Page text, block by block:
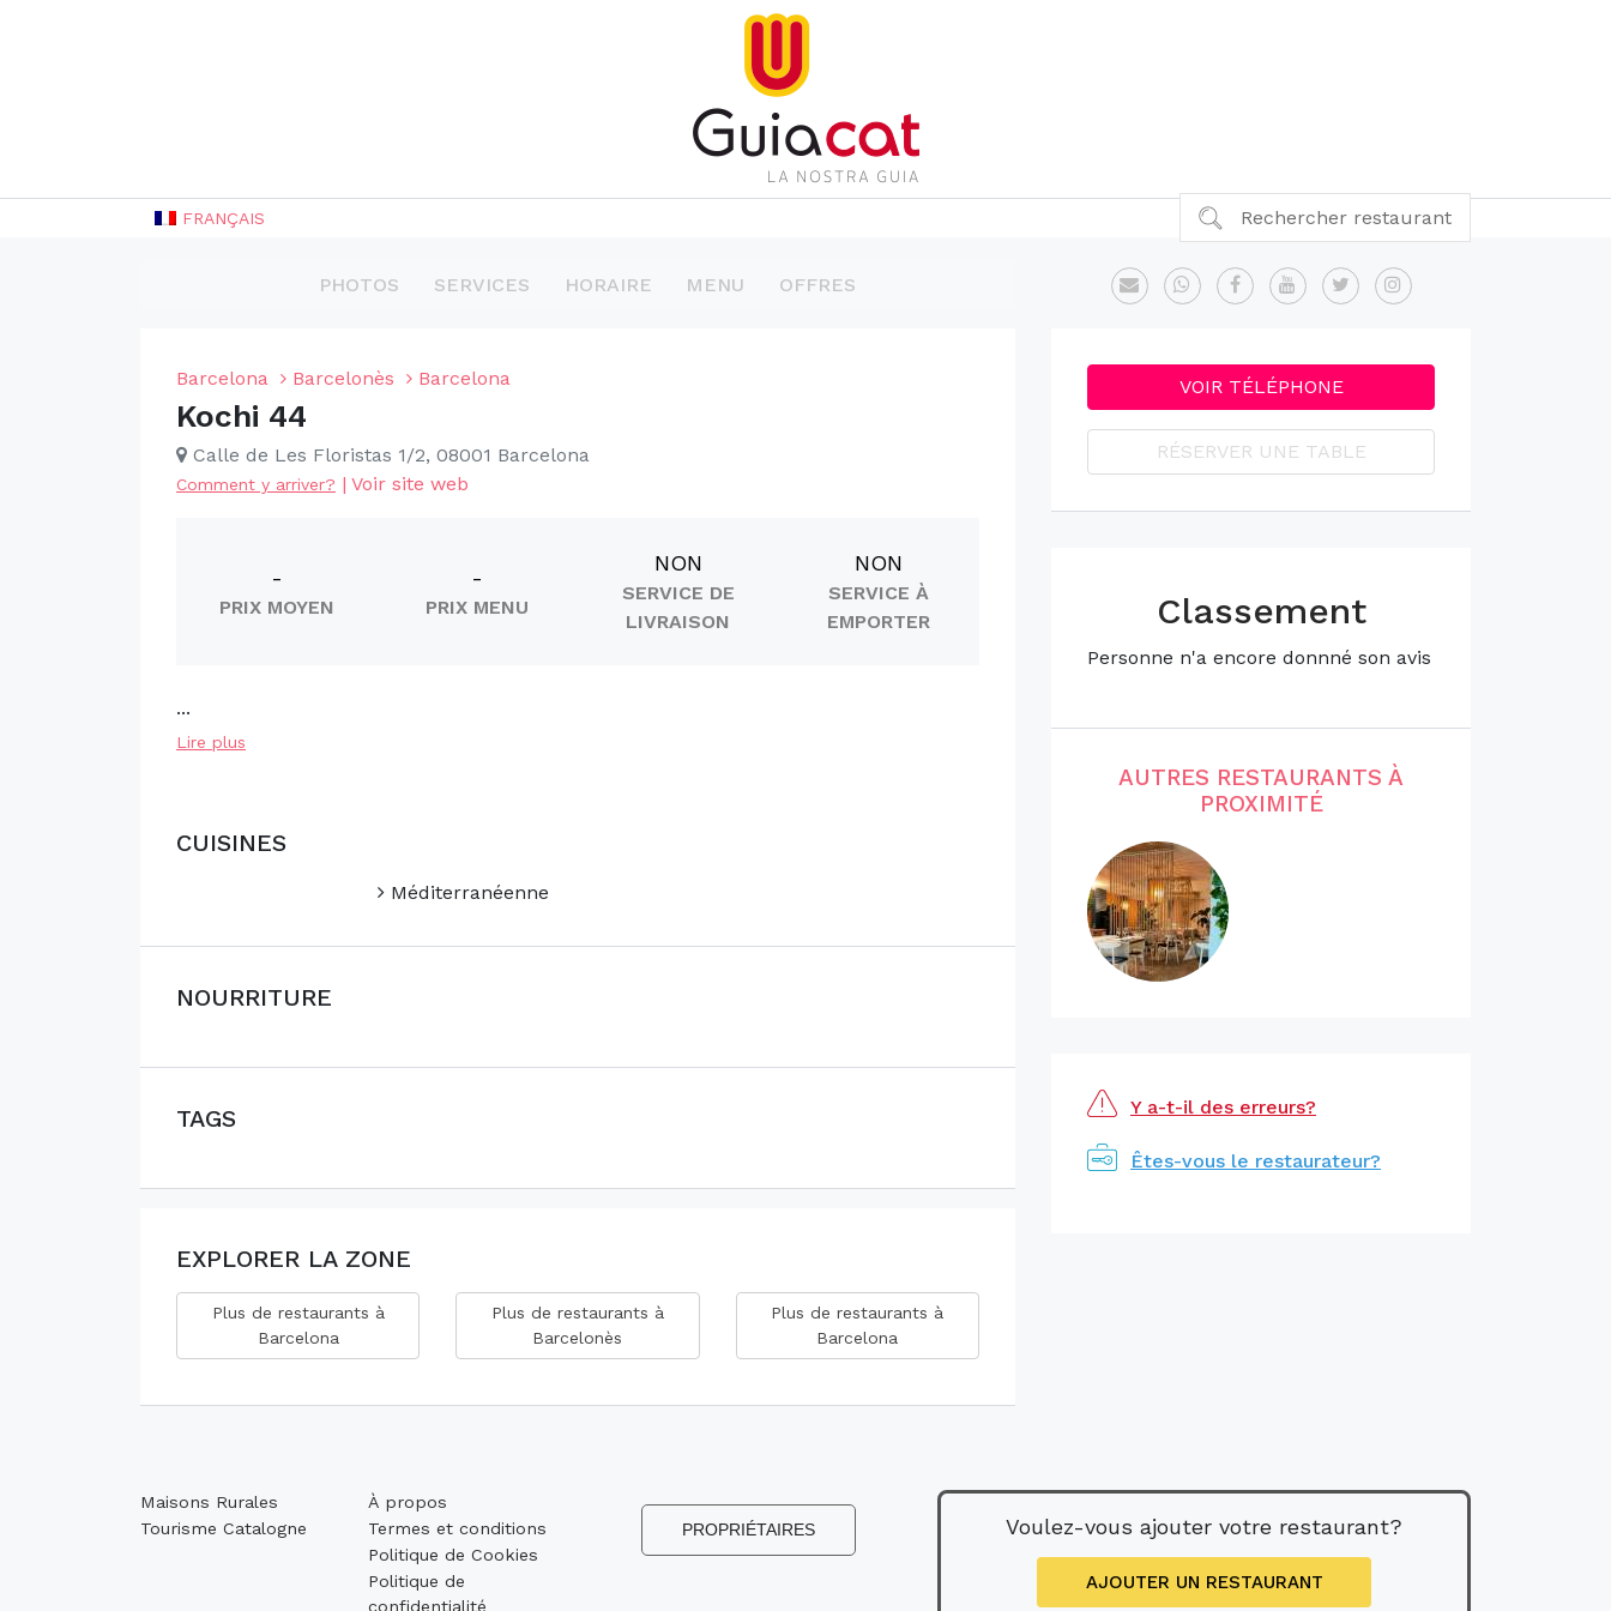
FRANÇAIS Rechercher restaurant
PHOTOS SERVICES HORAIRE MENU OFFRES
Barcelona Barcelonès Barcelona
Kochi 44
Calle de Les Floristas 1/2, 08001 Barcelona
Comment y arriver? | Voir site web
-
PRIX MOYEN
-
PRIX MENU
NON
SERVICE DE
LIVRAISON
NON
SERVICE À
EMPORTER
...
Lire plus
CUISINES
Méditerranéenne
NOURRITURE
TAGS
EXPLORER LA ZONE
Plus de restaurants à
Barcelona
Plus de restaurants à
Barcelonès
Plus de restaurants à
Barcelona
VOIR TÉLÉPHONE
RÉSERVER UNE TABLE
Classement
Personne n'a encore donnné son avis
AUTRES RESTAURANTS À
PROXIMITÉ
Y a-t-il des erreurs?
Êtes-vous le restaurateur?
Maisons Rurales
Tourisme Catalogne
À propos
Termes et conditions
Politique de Cookies
Politique de
confidentialité
PROPRIÉTAIRES Voulez-vous ajouter votre restaurant?
AJOUTER UN RESTAURANT